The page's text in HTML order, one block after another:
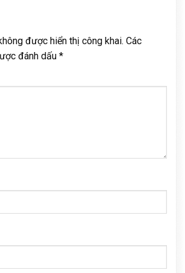
được hiển thị công khai. Các
đánh dấu *